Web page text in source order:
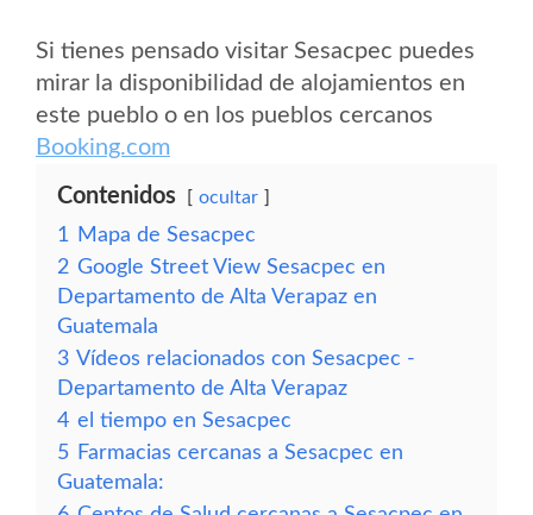
Si tienes pensado visitar Sesacpec puedes
mirar la disponibilidad de alojamientos en
este pueblo o en los pueblos cercanos
Booking.com
Contenidos ocultar
1
Mapa de Sesacpec
2 Google Street View Sesacpec en
Departamento de Alta Verapaz en
Guatemala
3 Vídeos relacionados con Sesacpec -
Departamento de Alta Verapaz
4 el tiempo en Sesacpec
5 Farmacias cercanas a Sesacpec en
Guatemala: